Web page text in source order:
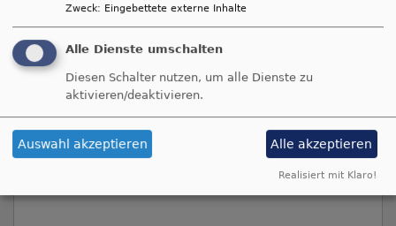
Kurzandachten - einfach reinhören
Zweck: Eingebettete externe Inhalte
Alle Dienste umschalten
Diesen Schalter nutzen, um alle Dienste zu
aktivieren/deaktivieren.
Auswahl akzeptieren Alle akzeptieren
Realisiert mit Klaro!